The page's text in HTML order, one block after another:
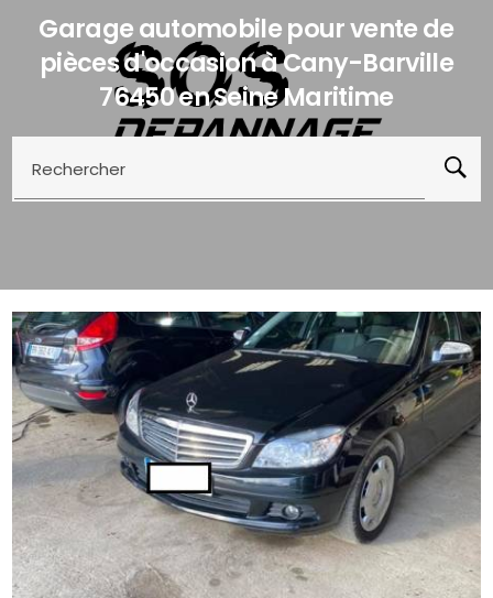
Garage automobile pour vente de
pièces d'occasion à Cany-Barville
76450 en Seine Maritime
Rechercher